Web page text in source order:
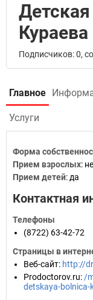
Кураева
Подписчиков: 0,
Главное
Услуги
Форма
Прием взрослых:
Прием детей: да
Контактная
Телефоны
(8722) 63-42-72
Страницы в
Веб-сайт: http://
Prodoctorov.ru: /
detskaya-